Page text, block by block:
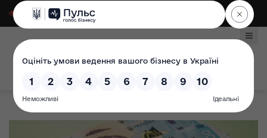
Для слабозорих|